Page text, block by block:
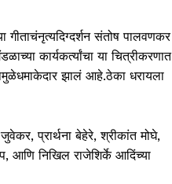
संतोष पालवणकर
कार्यकर्त्यांचा या चित्रीकरणात
झालं आहे.ठेका धरायला
प्रार्थना बेहेरे, श्रीकांत मोघे,
आणि निखिल राजेशिर्के आदिंच्या